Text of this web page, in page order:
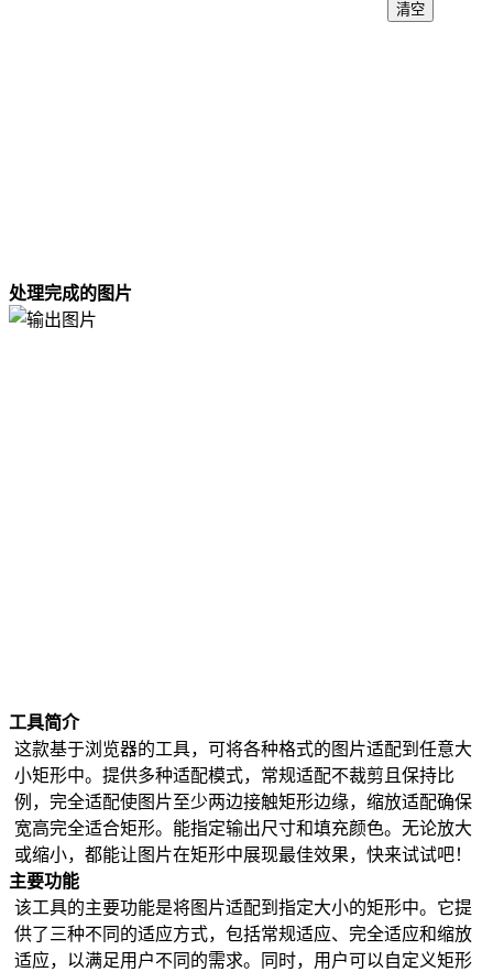
图片尺寸缩小
图像灰度
黑白版画
图片圆角
PNG反向抠图
图片水印平铺
透明图像查看
生成邮箱地址图片
透明图形蒙版生成
图片编辑
处理完成的图片
清空
工具简介
这款基于浏览器的工具，可将各种格式的图片适配到任意大
小矩形中。提供多种适配模式，常规适配不裁剪且保持比
例，完全适配使图片至少两边接触矩形边缘，缩放适配确保
宽高完全适合矩形。能指定输出尺寸和填充颜色。无论放大
或缩小，都能让图片在矩形中展现最佳效果，快来试试吧！
主要功能
该工具的主要功能是将图片适配到指定大小的矩形中。它提
供了三种不同的适应方式，包括常规适应、完全适应和缩放
适应，以满足用户不同的需求。同时，用户可以自定义矩形